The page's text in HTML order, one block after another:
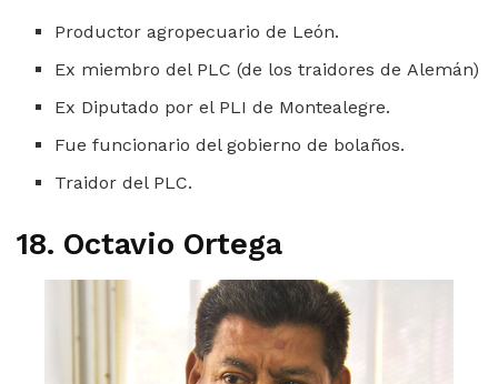
Productor agropecuario de León.
Ex miembro del PLC (de los traidores de Alemán)
Ex Diputado por el PLI de Montealegre.
Fue funcionario del gobierno de bolaños.
Traidor del PLC.
18. Octavio Ortega